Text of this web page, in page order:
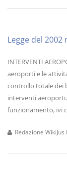
Legge del
INTERVENTI
aeroporti e le
controllo totale dei
interventi
funzionamento, ivi
Redazione WikiJus I